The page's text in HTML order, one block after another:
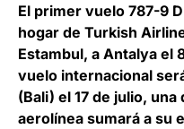
El primer vuelo 787-9
hogar de Turkish
Estambul, a Antalya el
vuelo internacional
(Bali) el 17 de julio,
aerolínea sumará a su